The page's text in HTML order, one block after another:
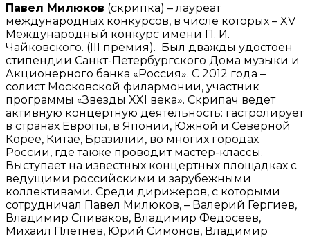
Павел Милюков (скрипка) – лауреат
международных конкурсов, в числе которых – XV
Международный конкурс имени П. И.
Чайковского. (III премия). Был дважды удостоен
стипендии Санкт-Петербургского Дома музыки и
Акционерного банка «Россия». С 2012 года –
солист Московской филармонии, участник
программы «Звезды XXI века». Скрипач ведет
активную концертную деятельность: гастролирует
в странах Европы, в Японии, Южной и Северной
Корее, Китае, Бразилии, во многих городах
России, где также проводит мастер-классы.
Выступает на известных концертных площадках с
ведущими российскими и зарубежными
коллективами. Среди дирижеров, с которыми
сотрудничал Павел Милюков, – Валерий Гергиев,
Владимир Спиваков, Владимир Федосеев,
Михаил Плетнёв, Юрий Симонов, Владимир